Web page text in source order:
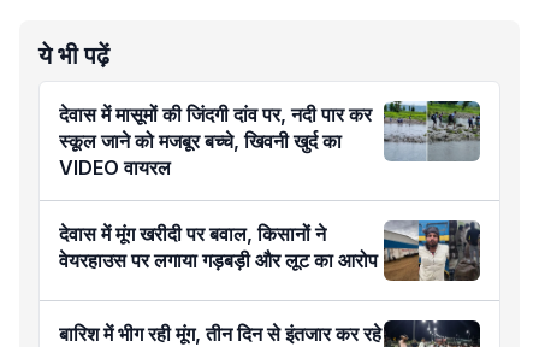
ये भी पढ़ें
देवास में मासूमों की जिंदगी दांव पर, नदी पार कर
स्कूल जाने को मजबूर बच्चे, खिवनी खुर्द का
VIDEO वायरल
देवास में मूंग खरीदी पर बवाल, किसानों ने
वेयरहाउस पर लगाया गड़बड़ी और लूट का आरोप
बारिश में भीग रही मूंग, तीन दिन से इंतजार कर रहे